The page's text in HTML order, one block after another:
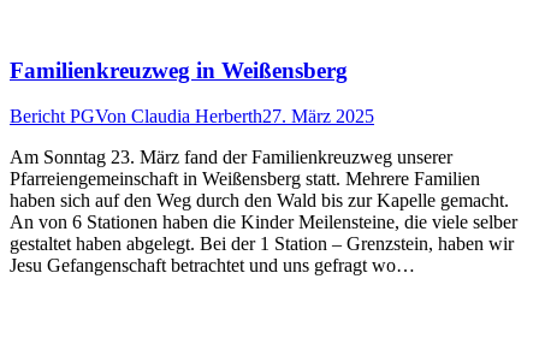
Familienkreuzweg in Weißensberg
Bericht PGVon Claudia Herberth27. März 2025
Am Sonntag 23. März fand der Familienkreuzweg unserer
Pfarreiengemeinschaft in Weißensberg statt. Mehrere Familien
haben sich auf den Weg durch den Wald bis zur Kapelle gemacht.
An von 6 Stationen haben die Kinder Meilensteine, die viele selber
gestaltet haben abgelegt. Bei der 1 Station – Grenzstein, haben wir
Jesu Gefangenschaft betrachtet und uns gefragt wo…